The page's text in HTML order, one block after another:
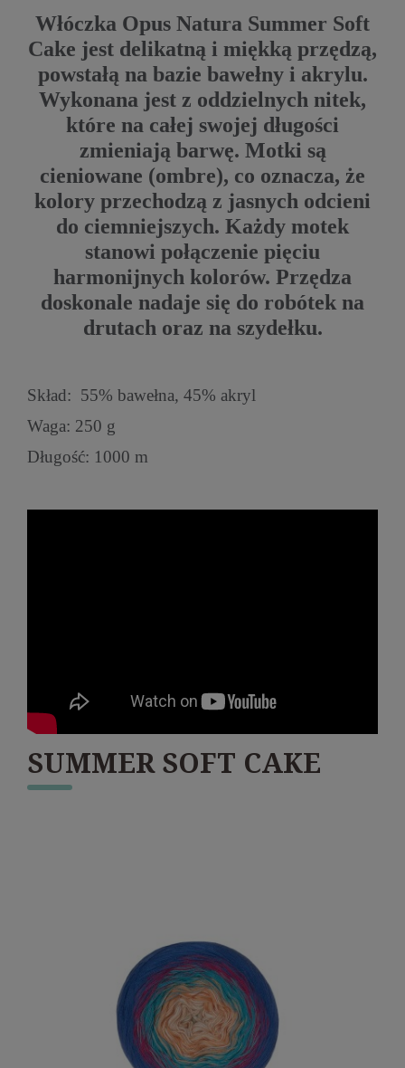
Włóczka Opus Natura Summer Soft
Cake jest delikatną i miękką przędzą,
powstałą na bazie bawełny i akrylu.
Wykonana jest z oddzielnych nitek,
które na całej swojej długości
zmieniają barwę. Motki są
cieniowane (ombre), co oznacza, że
kolory przechodzą z jasnych odcieni
do ciemniejszych. Każdy motek
stanowi połączenie pięciu
harmonijnych kolorów. Przędza
doskonale nadaje się do robótek na
drutach oraz na szydełku.
Skład: 55% bawełna, 45% akryl
Waga: 250 g
Długość: 1000 m
SUMMER SOFT CAKE